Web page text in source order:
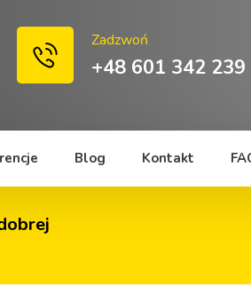
Zadzwoń
+48 601 342 239
Blog Kontakt